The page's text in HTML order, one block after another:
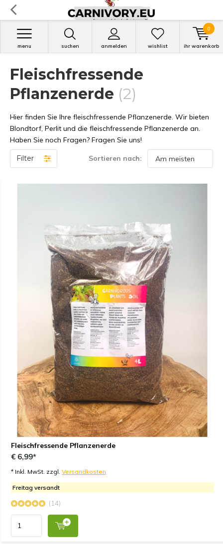
suchen anmelden
menu wishlist ihr warenkorb
0
Fleischfressende
Pflanzenerde (2)
Hier finden Sie Ihre fleischfressende Pflanzenerde. Wir bieten
Blondtorf, Perlit und die fleischfressende Pflanzenerde an.
Haben Sie noch Fragen? Fragen Sie uns!
Filter Sortieren nach:
Fleischfressende Pflanzenerde
€ 6,99*
* Inkl. MwSt. zzgl. Versandkosten
Freitag versandt
(14)